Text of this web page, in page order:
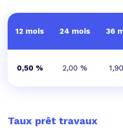
12 mois 24 mois 36
0,50 % 2,00 %
Taux prêt travaux